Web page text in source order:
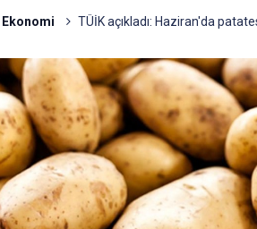
Ekonomi TÜİK açıkladı: Haziran'da